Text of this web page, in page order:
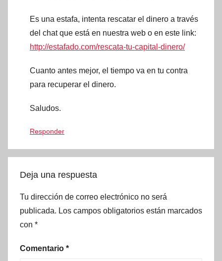
Es una estafa, intenta rescatar el dinero a través
del chat que está en nuestra web o en este link:
http://estafado.com/rescata-tu-capital-dinero/
Cuanto antes mejor, el tiempo va en tu contra
para recuperar el dinero.
Saludos.
Responder
Deja una respuesta
Tu dirección de correo electrónico no será
publicada. Los campos obligatorios están marcados
con *
Comentario *